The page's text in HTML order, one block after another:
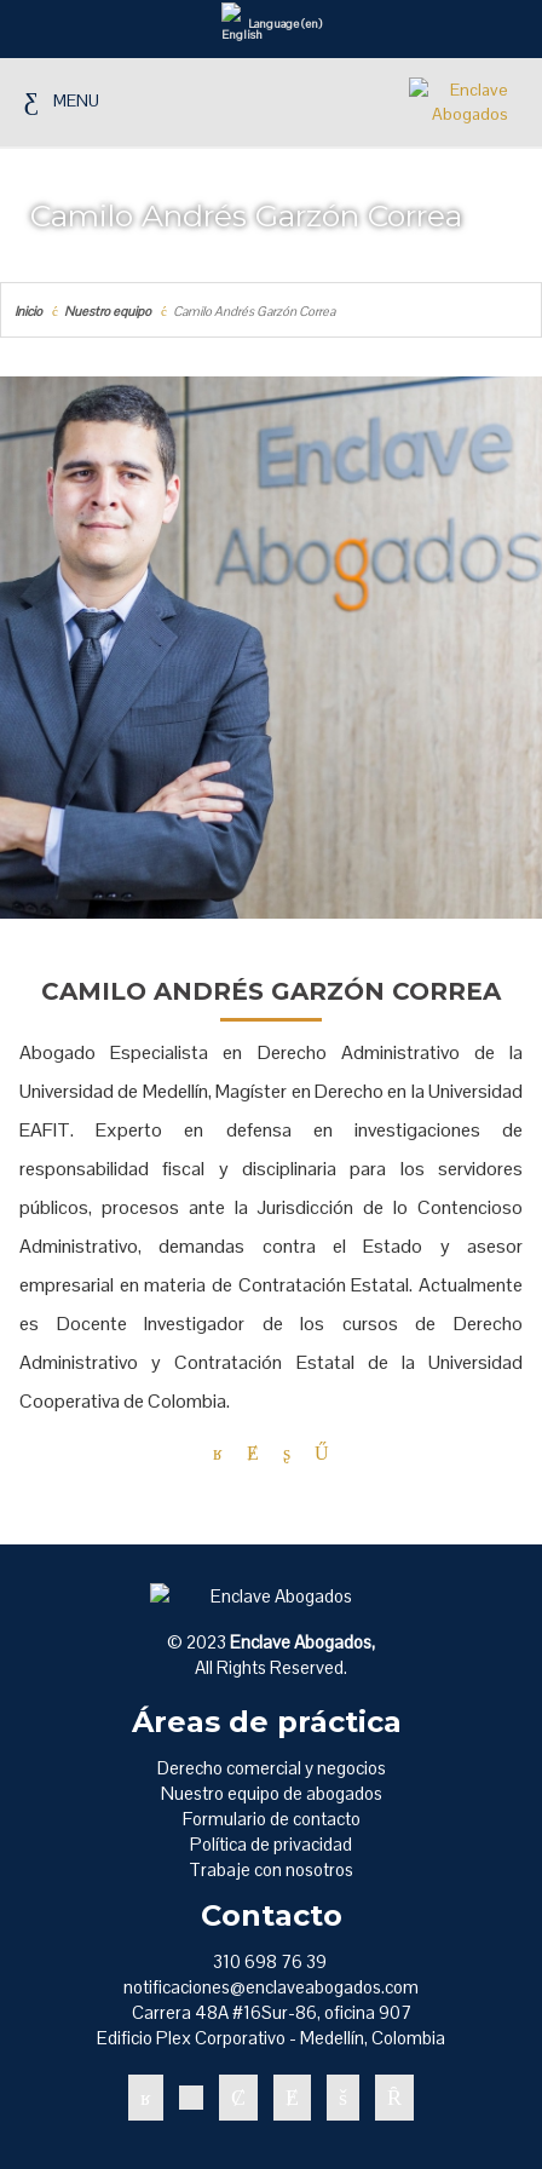
Language (en)
MENU
Camilo Andrés Garzón Correa
Inicio Nuestro equipo Camilo Andrés Garzón Correa
CAMILO ANDRÉS GARZÓN CORREA
Abogado Especialista en Derecho Administrativo de la
Universidad de Medellín, Magíster en Derecho en la Universidad
EAFIT. Experto en defensa en investigaciones de
responsabilidad fiscal y disciplinaria para los servidores
públicos, procesos ante la Jurisdicción de lo Contencioso
Administrativo, demandas contra el Estado y asesor
empresarial en materia de Contratación Estatal. Actualmente
es Docente Investigador de los cursos de Derecho
Administrativo y Contratación Estatal de la Universidad
Cooperativa de Colombia.
© 2023 Enclave Abogados,
All Rights Reserved.
Áreas de práctica
Derecho comercial y negocios
Nuestro equipo de abogados
Formulario de contacto
Política de privacidad
Trabaje con nosotros
Contacto
310 698 76 39
notificaciones@enclaveabogados.com
Carrera 48A #16Sur-86, oficina 907
Edificio Plex Corporativo - Medellín, Colombia